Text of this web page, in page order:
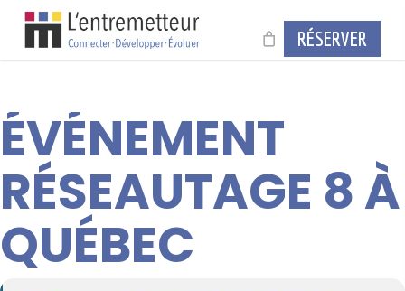
content
RÉSERVER
ÉVÉNEMENT
RÉSEAUTAGE 8 À
QUÉBEC